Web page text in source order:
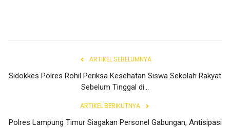
ARTIKEL SEBELUMNYA
Sidokkes Polres Rohil Periksa Kesehatan Siswa Sekolah Rakyat
Sebelum Tinggal di...
ARTIKEL BERIKUTNYA
Polres Lampung Timur Siagakan Personel Gabungan, Antisipasi